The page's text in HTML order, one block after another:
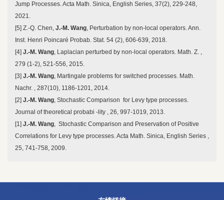
Jump Processes. Acta Math. Sinica, English Series, 37(2), 229-248,
2021.
[5] Z.-Q. Chen, J.-M. Wang, Perturbation by non-local operators. Ann.
Inst. Henri Poincaré Probab. Stat. 54 (2), 606-639, 2018.
[4] J.-M. Wang, Laplacian perturbed by non-local operators. Math. Z. ,
279 (1-2), 521-556, 2015.
[3] J.-M. Wang, Martingale problems for switched processes. Math.
Nachr. , 287(10), 1186-1201, 2014.
[2] J.-M. Wang, Stochastic Comparison for Levy type processes.
Journal of theoretical probabi -lity , 26, 997-1019, 2013.
[1] J.-M. Wang, Stochastic Comparison and Preservation of Positive
Correlations for Levy type processes. Acta Math. Sinica, English Series ,
25, 741-758, 2009.